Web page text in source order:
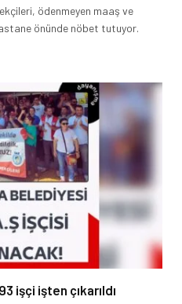
ödenmeyen maaş ve
önünde nöbet tutuyor.
işçi işten çıkarıldı